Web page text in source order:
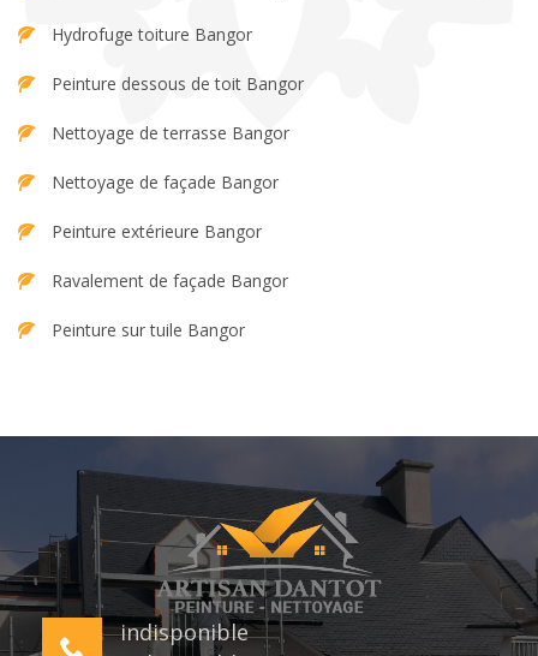
Hydrofuge toiture Bangor
Peinture dessous de toit Bangor
Nettoyage de terrasse Bangor
Nettoyage de façade Bangor
Peinture extérieure Bangor
Ravalement de façade Bangor
Peinture sur tuile Bangor
indisponible